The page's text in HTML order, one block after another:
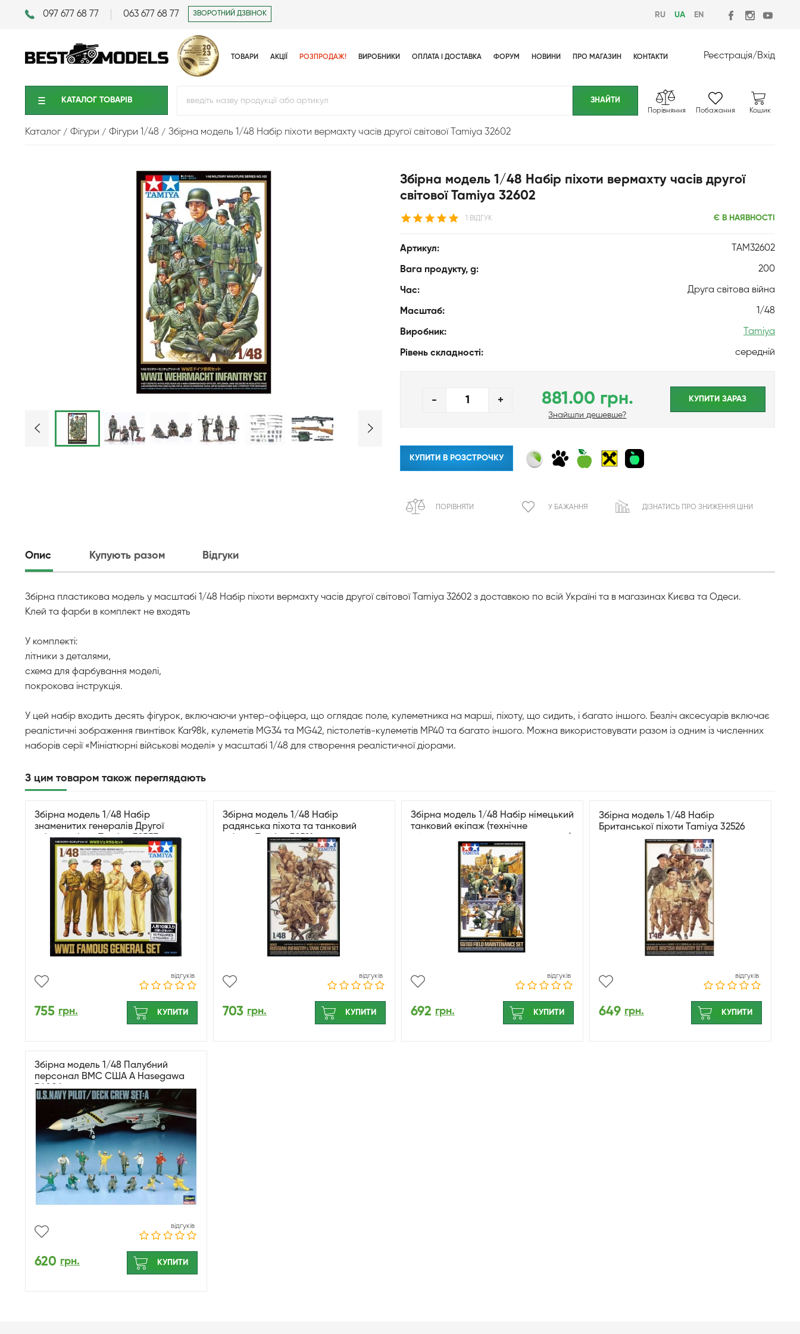
097 677 68 77 063 677 68 77 ЗВОРОТНИЙ ДЗВІНОК RU UA EN
ТОВАРИ АКЦІЇ РОЗПРОДАЖ! ВИРОБНИКИ ОПЛАТА І ДОСТАВКА ФОРУМ НОВИНИ ПРО МАГАЗИН КОНТАКТИ Реєстрація/Вхід
КАТАЛОГ ТОВАРIВ
Порівняння Побажання Кошик
Каталог Фігури Фігури 1/48 Збірна модель 1/48 Набір піхоти вермахту часів другої світової Tamiya 32602
Збірна модель 1/48 Набір піхоти вермахту часів другої
світової Tamiya 32602
1 ВІДГУК Є В НАЯВНОСТІ
Артикул: TAM32602
Вага продукту, g: 200
Час: Друга світова війна
Масштаб: 1/48
Виробник: Tamiya
Рівень складності: середній
- + 881.00 грн.
Знайшли дешевше?
КУПИТИ ЗАРАЗ
КУПИТИ В РОЗСТРОЧКУ
ПОРІВНЯТИ У БАЖАННЯ ДІЗНАТИСЬ ПРО ЗНИЖЕННЯ ЦІНИ
Опис Купують разом Відгуки
Збірна пластикова модель у масштабі 1/48 Набір піхоти вермахту часів другої світової Tamiya 32602 з доставкою по всій Україні та в магазинах Києва та Одеси.
Клей та фарби в комплект не входять
У комплекті:
літники з деталями,
схема для фарбування моделі,
покрокова інструкція.
У цей набір входить десять фігурок, включаючи унтер-офіцера, що оглядає поле, кулеметника на марші, піхоту, що сидить, і багато іншого. Безліч аксесуарів включає
реалістичні зображення гвинтівок Kar98k, кулеметів MG34 та MG42, пістолетів-кулеметів MP40 та багато іншого. Можна використовувати разом із одним із численних
наборів серії «Мініатюрні військові моделі» у масштабі 1/48 для створення реалістичної діорами.
З цим товаром також переглядають
Збірна модель 1/48 Набір
знаменитих генералів Другої
світової війни Tamiya 32557
відгуків
755 грн. КУПИТИ
Збірна модель 1/48 Набір
радянська піхота та танковий
екіпаж Tamiya 32521
відгуків
703 грн. КУПИТИ
Збірна модель 1/48 Набір німецький
танковий екіпаж (технічне
Tamiya 32547
відгуків
692 грн. КУПИТИ
Збірна модель 1/48 Набір
Британської піхоти Tamiya 32526
відгуків
649 грн. КУПИТИ
Збірна модель 1/48 Палубний
персонал ВМС США А Hasegawa
36006
відгуків
620 грн. КУПИТИ